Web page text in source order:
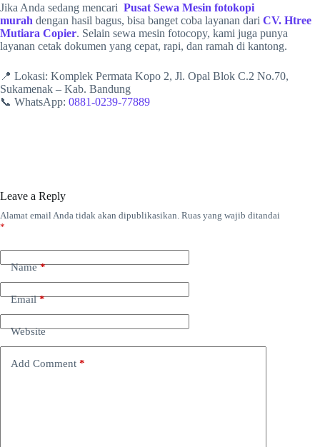
Jika Anda sedang mencari Pusat Sewa Mesin fotokopi
murah dengan hasil bagus, bisa banget coba layanan dari CV. Htree
Mutiara Copier. Selain sewa mesin fotocopy, kami juga punya
layanan cetak dokumen yang cepat, rapi, dan ramah di kantong.
📍 Lokasi: Komplek Permata Kopo 2, Jl. Opal Blok C.2 No.70,
Sukamenak – Kab. Bandung
📞 WhatsApp: 0881-0239-77889
Leave a Reply
Alamat email Anda tidak akan dipublikasikan. Ruas yang wajib ditandai
*
Name*
Email*
Website
Add Comment *